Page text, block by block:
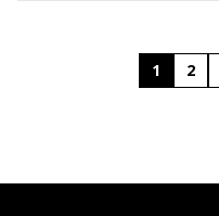
1 2